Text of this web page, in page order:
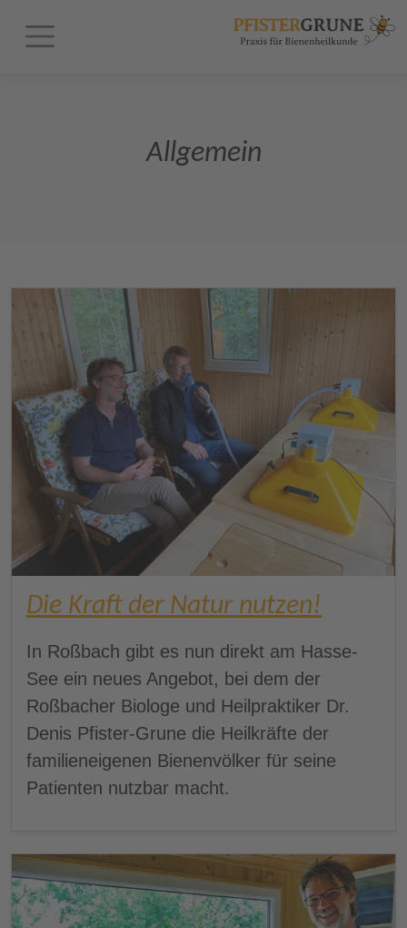
Allgemein
Die Kraft der Natur nutzen!
In Roßbach gibt es nun direkt am Hasse-
See ein neues Angebot, bei dem der
Roßbacher Biologe und Heilpraktiker Dr.
Denis Pfister-Grune die Heilkräfte der
familieneigenen Bienenvölker für seine
Patienten nutzbar macht.